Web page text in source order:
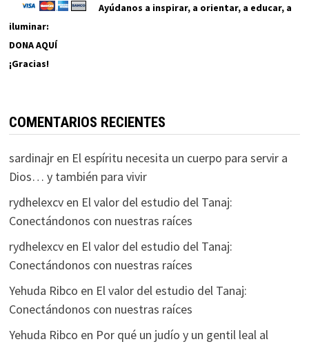
Ayúdanos a inspirar, a orientar, a educar, a
iluminar:
DONA AQUÍ
¡Gracias!
COMENTARIOS RECIENTES
sardinajren El espíritu necesita un cuerpo para servir a
Dios… y también para vivir
rydhelexcven El valor del estudio del Tanaj:
Conectándonos con nuestras raíces
rydhelexcven El valor del estudio del Tanaj:
Conectándonos con nuestras raíces
Yehuda Ribco en El valor del estudio del Tanaj:
Conectándonos con nuestras raíces
Yehuda Ribco en Por qué un judío y un gentil leal al